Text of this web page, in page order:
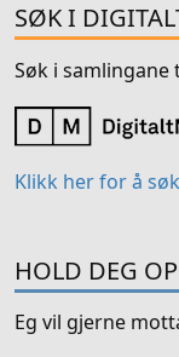
SØK I
Søk i samlingane
Klikk her for å
HOLD DEG
Eg vil gjerne